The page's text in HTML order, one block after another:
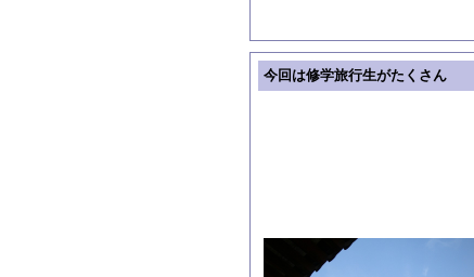
今回は修学旅行生がたくさん